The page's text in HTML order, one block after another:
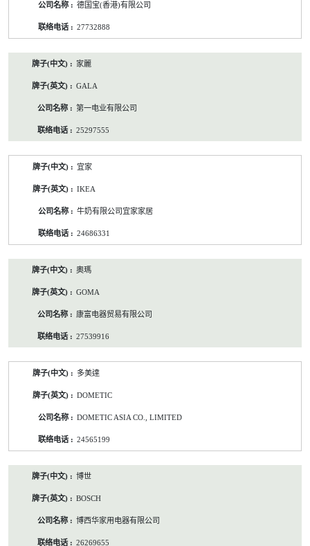
德国宝(香港)有限公司
27732888
家麗
GALA
第一电业有限公司
25297555
宜家
IKEA
牛奶有限公司宜家家居
24686331
奧瑪
GOMA
康富电器贸易有限公司
27539916
多美達
DOMETIC
DOMETIC ASIA CO., LIMITED
24565199
博世
BOSCH
博西华家用电器有限公司
26269655